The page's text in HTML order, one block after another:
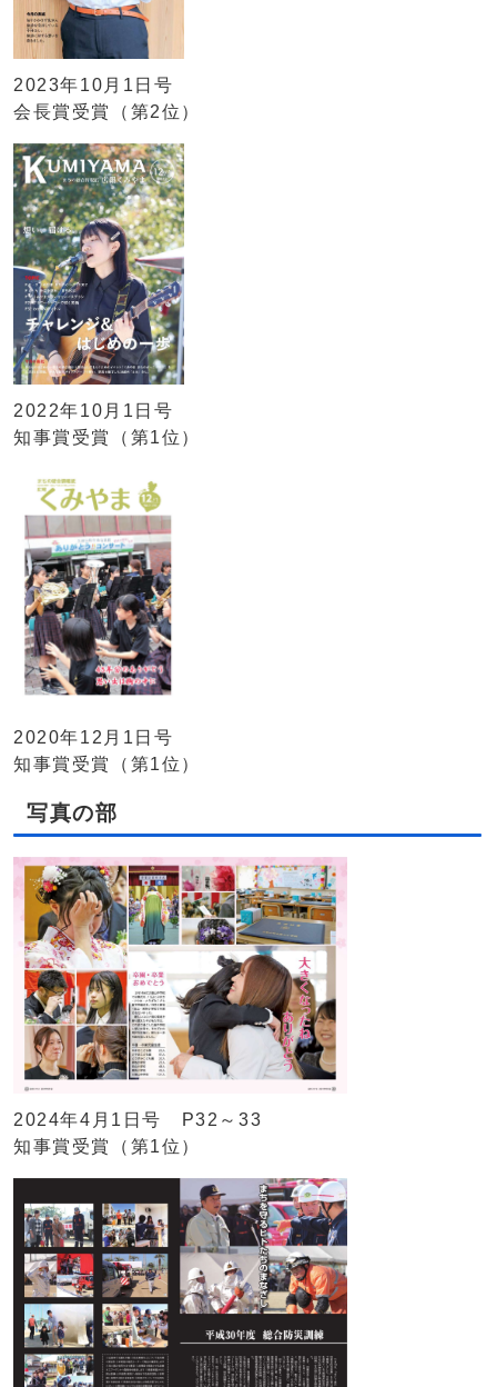
2023年10月1日号
会長賞受賞（第2位）
2022年10月1日号
知事賞受賞（第1位）
2020年12月1日号
知事賞受賞（第1位）
写真の部
2024年4月1日号 P32～33
知事賞受賞（第1位）